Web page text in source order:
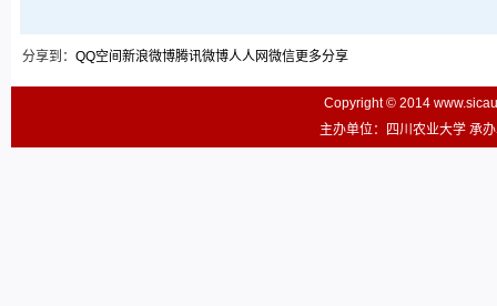
分享到： QQ空间 新浪微博腾讯微博人人网微信更多分享
Copyright © 2014
主办单位：四川农业大学 承